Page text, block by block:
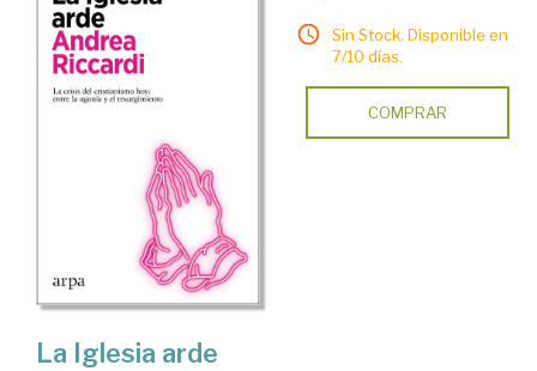
Sin Stock. Disponible en
7/10 días.
COMPRAR
La Iglesia arde